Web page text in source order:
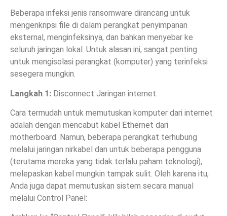
Beberapa infeksi jenis ransomware dirancang untuk
mengenkripsi file di dalam perangkat penyimpanan
eksternal, menginfeksinya, dan bahkan menyebar ke
seluruh jaringan lokal. Untuk alasan ini, sangat penting
untuk mengisolasi perangkat (komputer) yang terinfeksi
sesegera mungkin.
Langkah 1: Disconnect Jaringan internet.
Cara termudah untuk memutuskan komputer dari internet
adalah dengan mencabut kabel Ethernet dari
motherboard. Namun, beberapa perangkat terhubung
melalui jaringan nirkabel dan untuk beberapa pengguna
(terutama mereka yang tidak terlalu paham teknologi),
melepaskan kabel mungkin tampak sulit. Oleh karena itu,
Anda juga dapat memutuskan sistem secara manual
melalui Control Panel: